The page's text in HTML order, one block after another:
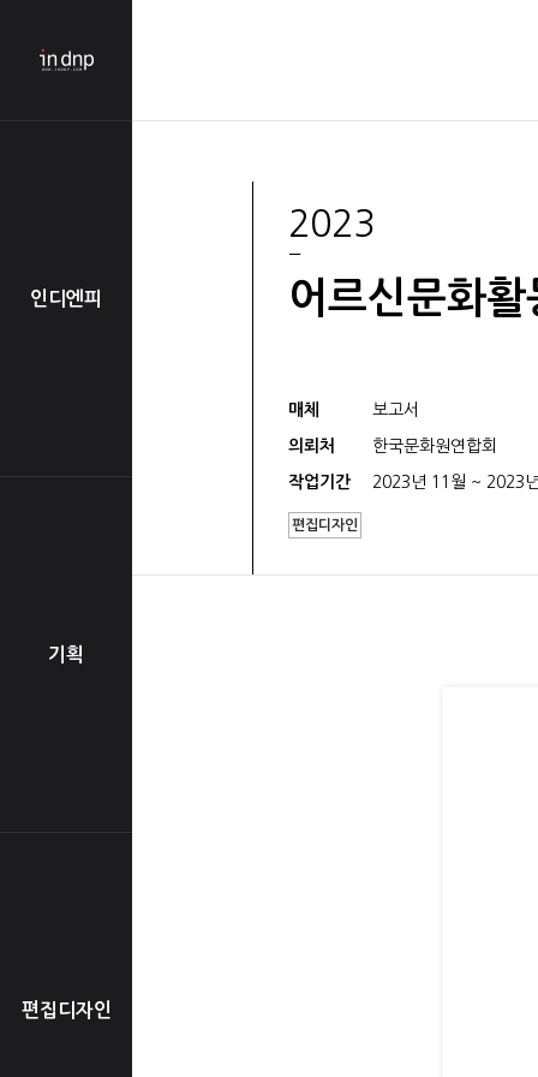
인디엔피
기획
편집디자인
2023
어르신문화
매체 보고서
의뢰처 한국문화원연합회
작업기간 2023년 11월 ~ 2023
편집디자인